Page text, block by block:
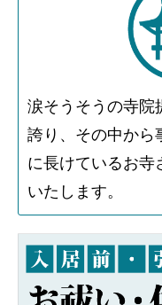
涙そうそうの寺院
誇り、その中から
に長けているお寺
いたします。